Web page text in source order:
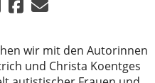
wir mit den Autorinnen
und Christa Koentges